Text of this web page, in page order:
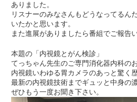
ありました。
リスナーのみなさんもどうなってるん
いたかと思います。
また進展がありましたら番組でご報告
本題の「内視鏡とがん検診」
てっちゃん先生のご専門消化器内科の
内視鏡いわゆる胃カメラのあっと驚く
最新の内視鏡技術までギュッと中身の
ぜひもう一度お聞き下さい。